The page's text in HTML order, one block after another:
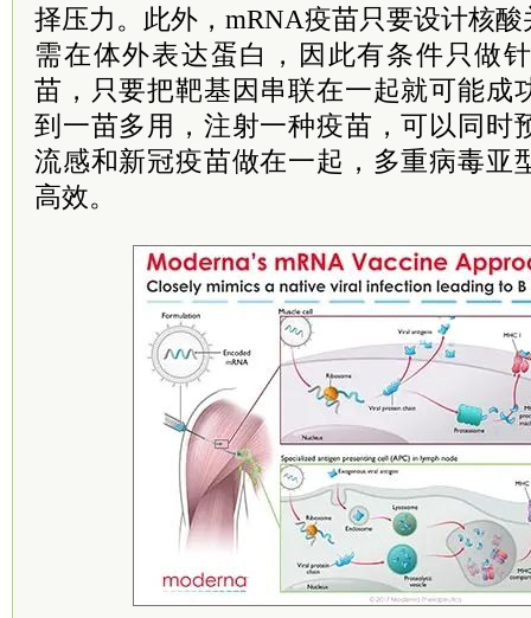
择压力。此外，mRNA疫苗只要设计核
需在体外表达蛋白，因此有条件只做
苗，只要把靶基因串联在一起就可能成
到一苗多用，注射一种疫苗，可以同时
流感和新冠疫苗做在一起，多重病毒亚
高效。